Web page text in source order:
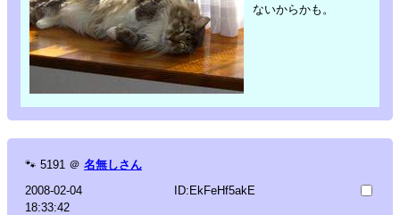
ないからかも。
🐾 5191 ＠ 名無しさん
2008-02-04
18:33:42
ID:EkFeHf5akE